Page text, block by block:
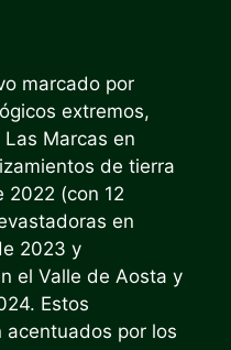
marcado por
extremos,
Marcas en
de tierra
2022 (con 12
en
2023 y
el Valle de Aosta y
Estos
acentuados por los